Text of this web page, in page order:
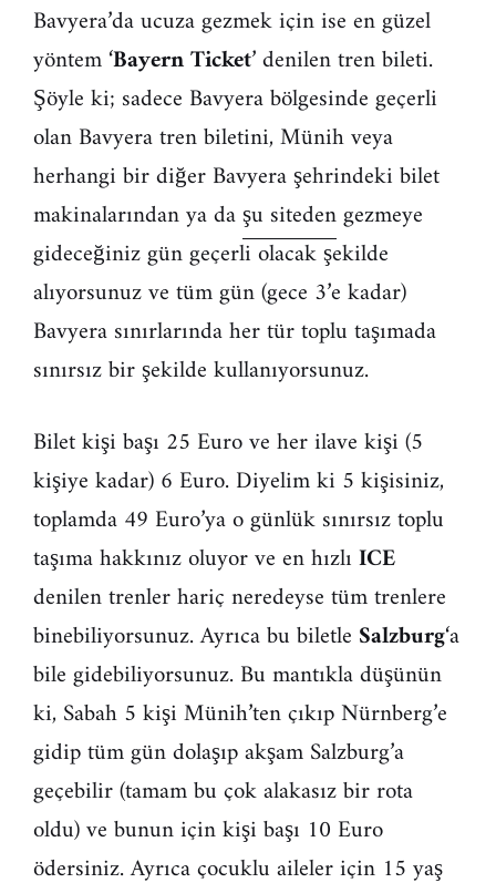
Bavyera’da ucuza gezmek için ise en güzel
yöntem ‘Bayern Ticket’ denilen tren bileti.
Şöyle ki; sadece Bavyera bölgesinde geçerli
olan Bavyera tren biletini, Münih veya
herhangi bir diğer Bavyera şehrindeki bilet
makinalarından ya daşu sitedengezmeye
gideceğiniz gün geçerli olacak şekilde
alıyorsunuz ve tüm gün (gece 3’e kadar)
Bavyera sınırlarında her tür toplu taşımada
sınırsız bir şekilde kullanıyorsunuz.
Bilet kişi başı 25 Euro ve her ilave kişi (5
kişiye kadar) 6 Euro. Diyelim ki 5 kişisiniz,
toplamda 49 Euro’ya o günlük sınırsız toplu
taşıma hakkınız oluyor ve en hızlıICE
denilen trenler hariç neredeyse tüm trenlere
binebiliyorsunuz. Ayrıca bu biletle Salzburg‘a
bile gidebiliyorsunuz. Bu mantıkla düşünün
ki, Sabah 5 kişi Münih’ten çıkıp Nürnberg’e
gidip tüm gün dolaşıp akşam Salzburg’a
geçebilir (tamam bu çok alakasız bir rota
oldu) ve bunun için kişi başı 10 Euro
ödersiniz. Ayrıca çocuklu aileler için 15 yaş